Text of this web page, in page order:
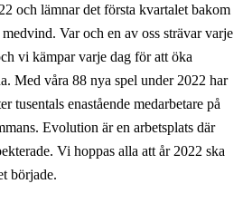
och lämnar det första kvartalet bakom
Var och en av oss strävar varje
vi kämpar varje dag för att öka
Med våra 88 nya spel under 2022 har
tusentals enastående medarbetare på
Evolution är en arbetsplats där
Vi hoppas alla att år 2022 ska
började.